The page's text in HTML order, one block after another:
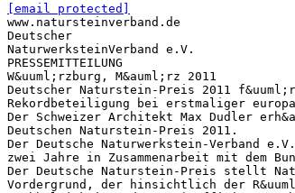
[email protected]
www.natursteinverband.de
Deutscher
NaturwerksteinVerband e.V.
PRESSEMITTEILUNG
W&uuml;rzburg, M&auml;rz 2011
Deutscher Naturstein-Preis 2011
Rekordbeteiligung bei erstmaliger
Der Schweizer Architekt Max Dudler
Deutschen Naturstein-Preis 2011.
Der Deutsche Naturwerkstein-Verband
zwei Jahre in Zusammenarbeit mit dem
Der Deutsche Naturstein-Preis stellt
Vordergrund, der hinsichtlich der